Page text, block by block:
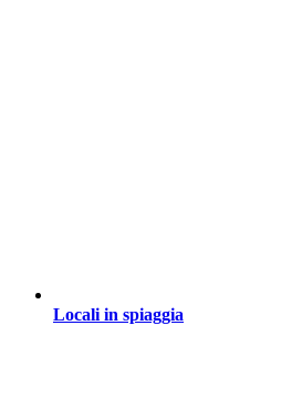
Locali in spiaggia